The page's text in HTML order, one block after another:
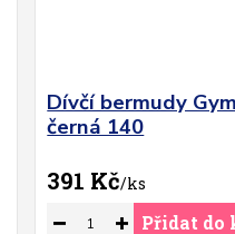
Dívčí bermudy
černá 140
391 Kč/ks
Přidat do